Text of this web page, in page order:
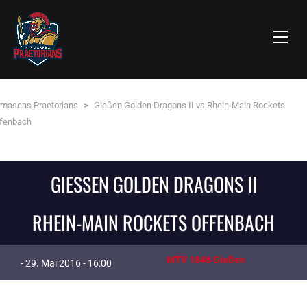
Praetorians > Gießen Golden Dragons II vs Rhein-Main Rockets
GIESSEN GOLDEN DRAGONS II
RHEIN-MAIN ROCKETS OFFENBACH
- 29. Mai 2016 - 16:00 MTV 1846 Gießen